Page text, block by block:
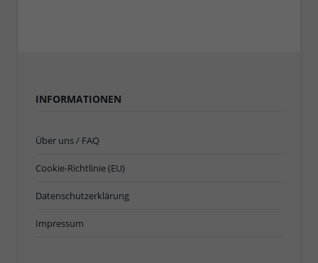
INFORMATIONEN
Über uns / FAQ
Cookie-Richtlinie (EU)
Datenschutzerklärung
Impressum